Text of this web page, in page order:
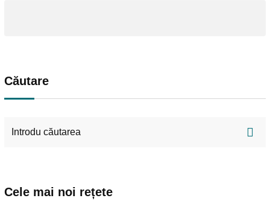
Căutare
Cele mai noi rețete